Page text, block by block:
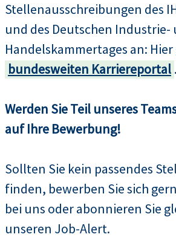
Stellenausschreibungen des
und des Deutschen Industrie-
Handelskammertages an: Hier
bundesweiten Karriereportal .
Werden Sie Teil unseres
auf Ihre Bewerbung!
Sollten Sie kein passendes
finden, bewerben Sie sich
bei uns oder abonnieren Sie
unseren Job-Alert.